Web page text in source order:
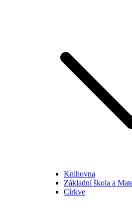
Knihovna
Základní škola a
Církve